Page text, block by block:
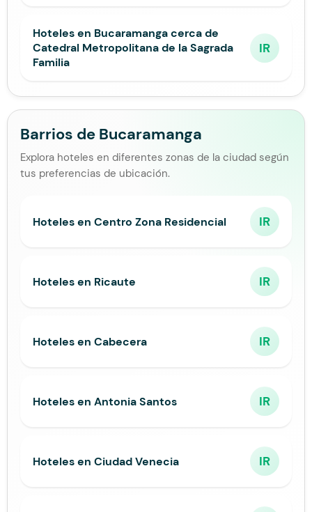
Hoteles en Bucaramanga cerca de
Catedral Metropolitana de la Sagrada
Familia
IR
Barrios de Bucaramanga
Explora hoteles en diferentes zonas de la ciudad según
tus preferencias de ubicación.
Hoteles en Centro Zona Residencial IR
Hoteles en Ricaute IR
Hoteles en Cabecera IR
Hoteles en Antonia Santos IR
Hoteles en Ciudad Venecia IR